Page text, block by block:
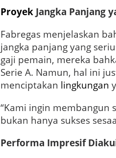
ProyekJangka Panjang
Fabregas menjelaskan
jangka panjang yang
gaji pemain, mereka
Serie A. Namun, hal ini
menciptakan lingkungan
“Kami ingin membangun
bukan hanya sukses
Performa Impresif